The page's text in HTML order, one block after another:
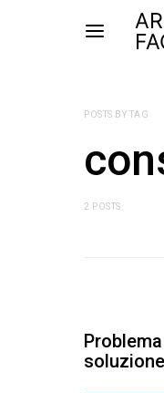
POSTS BY TAG
2 POSTS